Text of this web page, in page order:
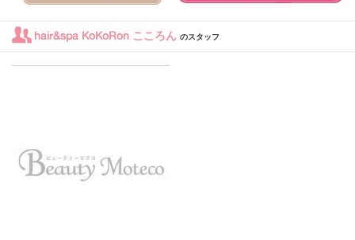
hair&spa KoKoRon こころん のスタッフ